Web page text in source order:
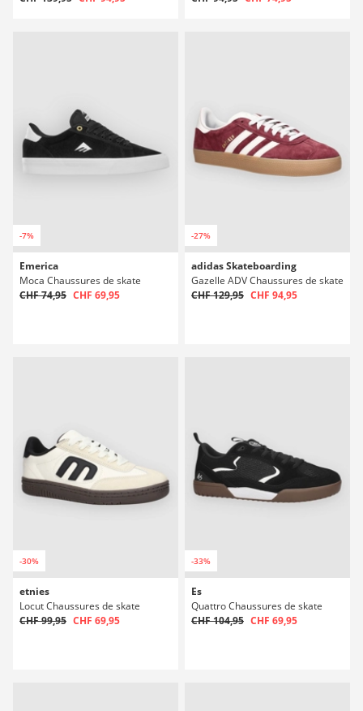
-7%
Emerica
Moca Chaussures de skate
CHF 74,95 CHF 69,95
-27%
adidas Skateboarding
Gazelle ADV Chaussures de skate
CHF 129,95 CHF 94,95
-30%
etnies
Locut Chaussures de skate
CHF 99,95 CHF 69,95
-33%
Es
Quattro Chaussures de skate
CHF 104,95 CHF 69,95